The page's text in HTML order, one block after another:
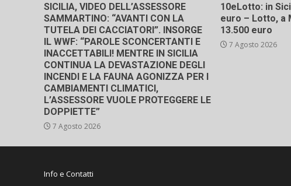
SICILIA, VIDEO DELL’ASSESSORE
SAMMARTINO: “AVANTI CON LA
TUTELA DEI CACCIATORI”. INSORGE
IL WWF: “PAROLE SCONCERTANTI E
INACCETTABILI! MENTRE IN SICILIA
CONTINUA LA DEVASTAZIONE DEGLI
INCENDI E LA FAUNA AGONIZZA PER I
CAMBIAMENTI CLIMATICI,
L’ASSESSORE VUOLE PROTEGGERE LE
DOPPIETTE”
7 Agosto 2026
10eLotto: in
euro – Lotto, a
13.500 euro
7 Agosto 2026
Info e Contatti